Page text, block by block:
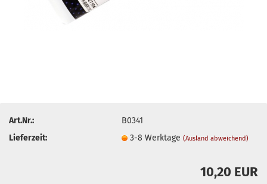
Art.Nr.:
B0341
Lieferzeit:
3-8 Werktage(Ausland abweichend)
10,20 EUR